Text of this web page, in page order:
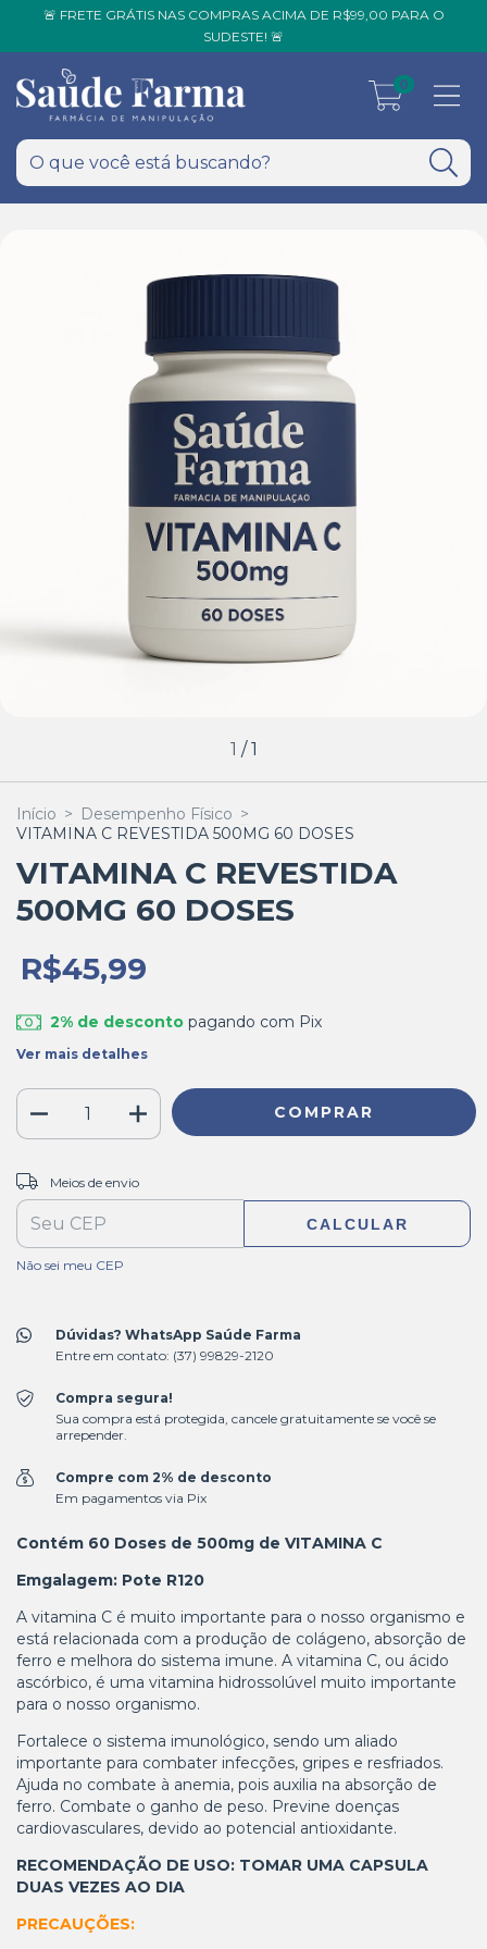
🚨 FRETE GRÁTIS NAS COMPRAS ACIMA DE R$99,00 PARA O
SUDESTE! 🚨
0
1 /1
Início > Desempenho Físico >
VITAMINA C REVESTIDA 500MG 60 DOSES
VITAMINA C REVESTIDA
500MG 60 DOSES
R$45,99
2% de desconto pagando com Pix
Ver mais detalhes
Entregas para o CEP:
Meios de envio
CALCULAR
Não sei meu CEP
Dúvidas? WhatsApp Saúde Farma
Entre em contato: (37) 99829-2120
Compra segura!
Sua compra está protegida, cancele gratuitamente se você se
arrepender.
Compre com 2% de desconto
Em pagamentos via Pix
Contém 60 Doses de 500mg de VITAMINA C
Emgalagem: Pote R120
A vitamina C é muito importante para o nosso organismo e
está relacionada com a produção de colágeno, absorção de
ferro e melhora do sistema imune. A vitamina C, ou ácido
ascórbico, é uma vitamina hidrossolúvel muito importante
para o nosso organismo.
Fortalece o sistema imunológico, sendo um aliado
importante para combater infecções, gripes e resfriados.
Ajuda no combate à anemia, pois auxilia na absorção de
ferro. Combate o ganho de peso. Previne doenças
cardiovasculares, devido ao potencial antioxidante.
RECOMENDAÇÃO DE USO: TOMAR UMA CAPSULA
DUAS VEZES AO DIA
PRECAUÇÕES: